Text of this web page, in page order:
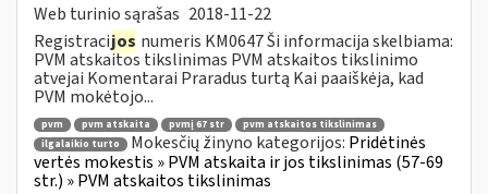
Web turinio sąrašas 2018-11-22
Registracijos numeris KM0647 Ši informacija skelbiama:
PVM atskaitos tikslinimas PVM atskaitos tikslinimo
atvejai Komentarai Praradus turtą Kai paaiškėja, kad
PVM mokėtojo...
pvm pvm atskaita pvmį 67 str
pvm atskaitos tikslinimas
ilgalaikio turto
Mokesčių žinyno kategorijos: Pridėtinės
vertės mokestis » PVM atskaita ir jos tikslinimas (57-69
str.) » PVM atskaitos tikslinimas